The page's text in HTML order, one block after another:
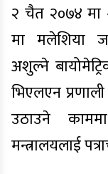
२ चैत २०७४ मा
मा मलेशिया
अशुल्ने
भिएलएन
उठाउने
मन्त्रालयलाई